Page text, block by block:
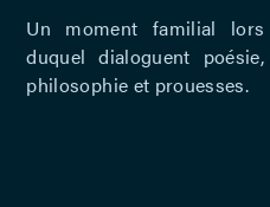
Un moment familial lors
duquel dialoguent poésie,
philosophie et prouesses.